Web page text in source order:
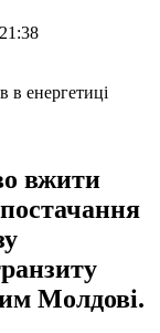
вжити
постачання
Молдові.